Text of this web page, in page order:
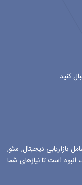
دیجیتال, سئو,
است تا نیازهای شما
کنید